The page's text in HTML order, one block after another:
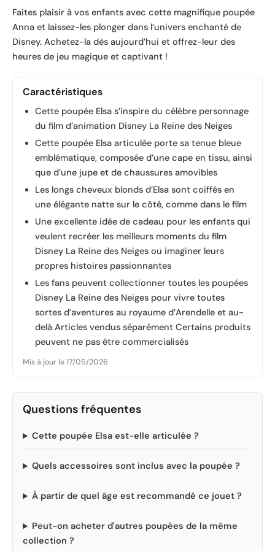
Faites plaisir à vos enfants avec cette magnifique poupée
Anna et laissez-les plonger dans l’univers enchanté de
Disney. Achetez-la dès aujourd’hui et offrez-leur des
heures de jeu magique et captivant !
Caractéristiques
Cette poupée Elsa s’inspire du célèbre personnage
du film d’animation Disney La Reine des Neiges
Cette poupée Elsa articulée porte sa tenue bleue
emblématique, composée d’une cape en tissu, ainsi
que d’une jupe et de chaussures amovibles
Les longs cheveux blonds d’Elsa sont coiffés en
une élégante natte sur le côté, comme dans le film
Une excellente idée de cadeau pour les enfants qui
veulent recréer les meilleurs moments du film
Disney La Reine des Neiges ou imaginer leurs
propres histoires passionnantes
Les fans peuvent collectionner toutes les poupées
Disney La Reine des Neiges pour vivre toutes
sortes d’aventures au royaume d’Arendelle et au-
delà Articles vendus séparément Certains produits
peuvent ne pas être commercialisés
Mis à jour le 17/05/2026
Questions fréquentes
Cette poupée Elsa est-elle articulée ?
Quels accessoires sont inclus avec la poupée ?
À partir de quel âge est recommandé ce jouet ?
Peut-on acheter d'autres poupées de la même
collection ?